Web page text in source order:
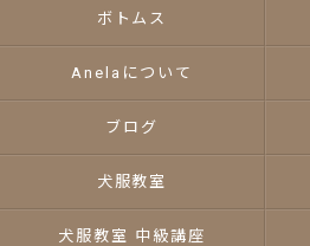
ボトムス
Anelaについて
ブログ
犬服教室
犬服教室 中級講座